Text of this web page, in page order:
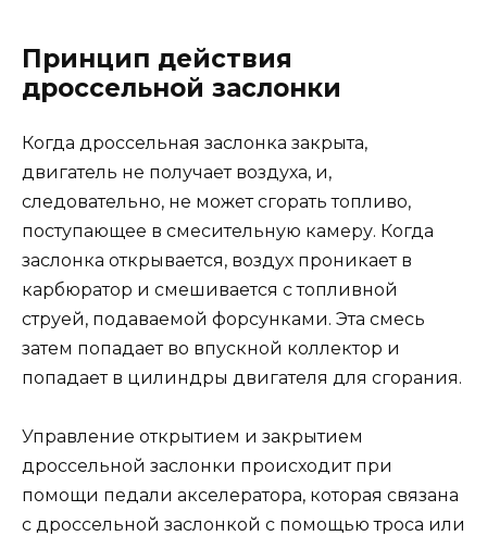
Принцип действия
дроссельной заслонки
Когда дроссельная заслонка закрыта,
двигатель не получает воздуха, и,
следовательно, не может сгорать топливо,
поступающее в смесительную камеру. Когда
заслонка открывается, воздух проникает в
карбюратор и смешивается с топливной
струей, подаваемой форсунками. Эта смесь
затем попадает во впускной коллектор и
попадает в цилиндры двигателя для сгорания.
Управление открытием и закрытием
дроссельной заслонки происходит при
помощи педали акселератора, которая связана
с дроссельной заслонкой с помощью троса или